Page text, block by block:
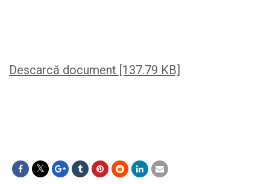
Descarcă document [137.79 KB]